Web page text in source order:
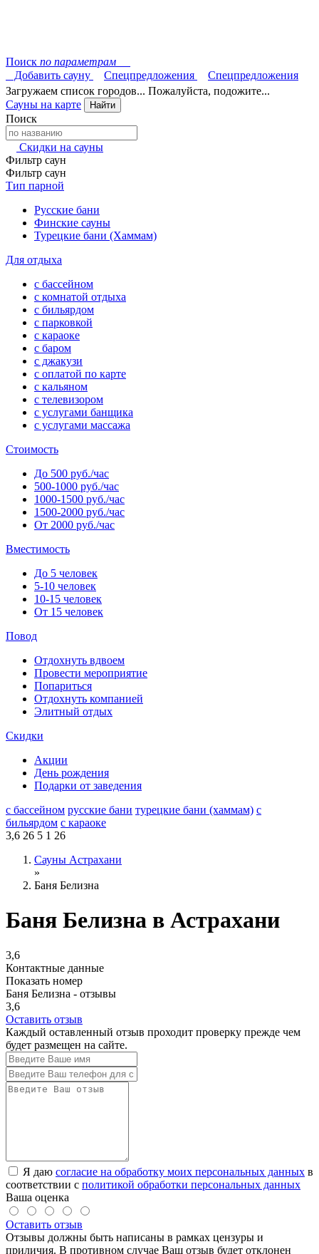
Поиск по параметрам
Добавить сауну
Спецпредложения
Спецпредложения
Загружаем список городов... Пожалуйста, подожите...
Сауны на карте
Найти
Поиск
Скидки на сауны
Фильтр саун
Фильтр саун
Тип парной
Русские бани
Финские сауны
Турецкие бани (Хаммам)
Для отдыха
с бассейном
с комнатой отдыха
с бильярдом
с парковкой
с караоке
с баром
с джакузи
с оплатой по карте
с кальяном
с телевизором
с услугами банщика
с услугами массажа
Стоимость
До 500 руб./час
500-1000 руб./час
1000-1500 руб./час
1500-2000 руб./час
От 2000 руб./час
Вместимость
До 5 человек
5-10 человек
10-15 человек
От 15 человек
Повод
Отдохнуть вдвоем
Провести мероприятие
Попариться
Отдохнуть компанией
Элитный отдых
Скидки
Акции
День рождения
Подарки от заведения
с бассейном русские бани турецкие бани (хаммам) с
бильярдом с караоке
3,6 26 5 1 26
Сауны Астрахани
»
Баня Белизна
Баня Белизна в Астрахани
3,6
Контактные данные
Показать номер
Баня Белизна - отзывы
3,6
Оставить отзыв
Каждый оставленный отзыв проходит проверку прежде чем
будет размещен на сайте.
Я даю согласие на обработку моих персональных данных в
соответствии с политикой обработки персональных данных
Ваша оценка
Оставить отзыв
Отзывы должны быть написаны в рамках цензуры и
приличия. В противном случае Ваш отзыв будет отклонен